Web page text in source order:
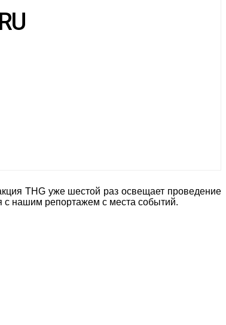
THG уже шестой раз освещает проведение
с нашим репортажем с места событий.